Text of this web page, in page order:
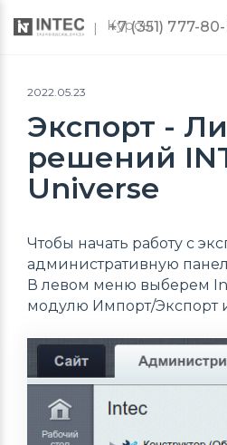
Курсы
+7 (351) 777-
2022.05.23
Экспорт -
решений
Universe
Чтобы начать работу с
административную
В левом меню выберем
модулю Импорт/Экспорт